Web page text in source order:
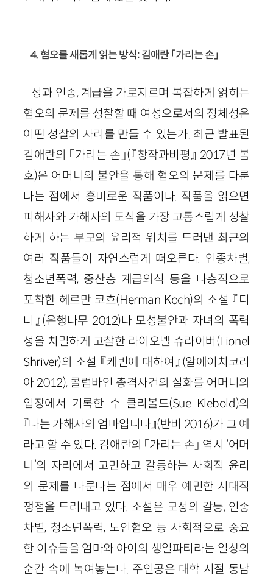
4. 혐오를 새롭게 읽는 방식: 김애란 「가리는 손」
성과 인종, 계급을 가로지르며 복잡하게 얽히는
혐오의 문제를 성찰할 때 여성으로서의 정체성은
어떤 성찰의 자리를 만들 수 있는가. 최근 발표된
김애란의 「가리는 손」(『창작과비평』 2017년 봄
호)은 어머니의 불안을 통해 혐오의 문제를 다룬
다는 점에서 흥미로운 작품이다. 작품을 읽으면
피해자와 가해자의 도식을 가장 고통스럽게 성찰
하게 하는 부모의 윤리적 위치를 드러낸 최근의
여러 작품들이 자연스럽게 떠오른다. 인종차별,
청소년폭력, 중산층 계급의식 등을 다층적으로
포착한 헤르만 코흐(Herman Koch)의 소설 『디
너』(은행나무 2012)나 모성불안과 자녀의 폭력
성을 치밀하게 고찰한 라이오넬 슈라이버(Lionel
Shriver)의 소설 『케빈에 대하여』(알에이치코리
아 2012), 콜럼바인 총격사건의 실화를 어머니의
입장에서 기록한 수 클리볼드(Sue Klebold)의
『나는 가해자의 엄마입니다』(반비 2016)가 그 예
라고 할 수 있다. 김애란의 「가리는 손」 역시 ‘어머
니’의 자리에서 고민하고 갈등하는 사회적 윤리
의 문제를 다룬다는 점에서 매우 예민한 시대적
쟁점을 드러내고 있다. 소설은 모성의 갈등, 인종
차별, 청소년폭력, 노인혐오 등 사회적으로 중요
한 이슈들을 엄마와 아이의 생일파티라는 일상의
순간 속에 녹여놓는다. 주인공은 대학 시절 동남